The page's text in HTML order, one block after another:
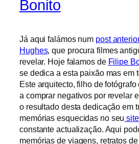
Bonito
Já aqui falámos num post
Hughes, que procura filmes
revelar. Hoje falamos de Filipe
se dedica a esta paixão mas em
Este arquitecto, filho de
a comprar negativos por revelar
o resultado desta dedicação em
memórias esquecidas no seu site
constante actualização. Aqui
memórias de viagens, retratos